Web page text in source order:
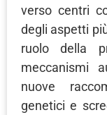
verso centri
degli aspetti
ruolo della
meccanismi
nuove
genetici e